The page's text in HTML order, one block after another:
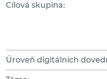
Cílová skupina:
Úroveň digitálních